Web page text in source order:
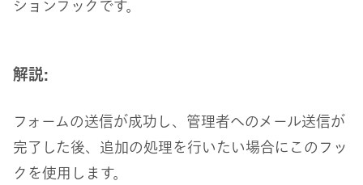
ションフックです。
解説:
フォームの送信が成功し、管理者へのメール送信が
完了した後、追加の処理を行いたい場合にこのフッ
クを使用します。